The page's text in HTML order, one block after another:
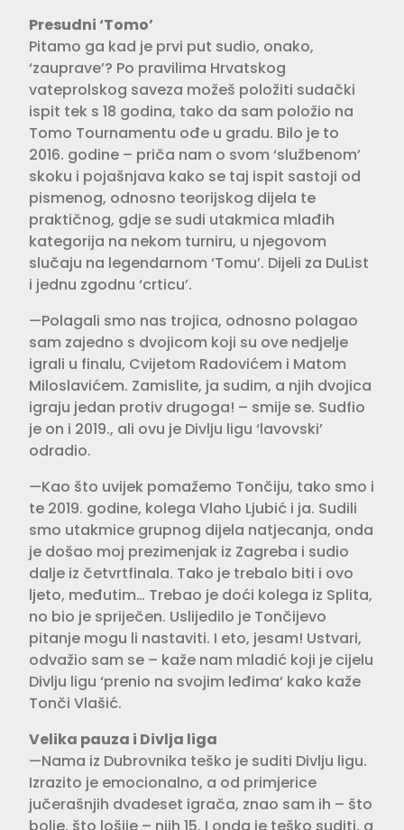
Presudni ‘Tomo’
Pitamo ga kad je prvi put sudio, onako,
‘zauprave’? Po pravilima Hrvatskog
vateprolskog saveza možeš položiti sudački
ispit tek s 18 godina, tako da sam položio na
Tomo Tournamentu ođe u gradu. Bilo je to
2016. godine – priča nam o svom ‘službenom’
skoku i pojašnjava kako se taj ispit sastoji od
pismenog, odnosno teorijskog dijela te
praktičnog, gdje se sudi utakmica mlađih
kategorija na nekom turniru, u njegovom
slučaju na legendarnom ‘Tomu’. Dijeli za DuList
i jednu zgodnu ‘crticu’.
—Polagali smo nas trojica, odnosno polagao
sam zajedno s dvojicom koji su ove nedjelje
igrali u finalu, Cvijetom Radovićem i Matom
Miloslavićem. Zamislite, ja sudim, a njih dvojica
igraju jedan protiv drugoga! – smije se. Sudfio
je on i 2019., ali ovu je Divlju ligu ‘lavovski’
odradio.
—Kao što uvijek pomažemo Tončiju, tako smo i
te 2019. godine, kolega Vlaho Ljubić i ja. Sudili
smo utakmice grupnog dijela natjecanja, onda
je došao moj prezimenjak iz Zagreba i sudio
dalje iz četvrtfinala. Tako je trebalo biti i ovo
ljeto, međutim… Trebao je doći kolega iz Splita,
no bio je spriječen. Uslijedilo je Tončijevo
pitanje mogu li nastaviti. I eto, jesam! Ustvari,
odvažio sam se – kaže nam mladić koji je cijelu
Divlju ligu ‘prenio na svojim leđima’ kako kaže
Tonči Vlašić.
Velika pauza i Divlja liga
—Nama iz Dubrovnika teško je suditi Divlju ligu.
Izrazito je emocionalno, a od primjerice
jučerašnjih dvadeset igrača, znao sam ih – što